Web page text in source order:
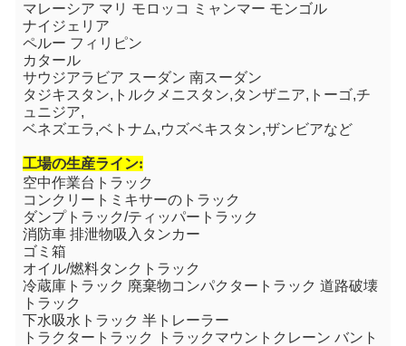
マレーシア マリ モロッコ ミャンマー モンゴル
ナイジェリア
ペルー フィリピン
カタール
サウジアラビア スーダン 南スーダン
タジキスタン,トルクメニスタン,タンザニア,トーゴ,チ
ュニジア,
ベネズエラ,ベトナム,ウズベキスタン,ザンビアなど
工場の生産ライン:
空中作業台トラック
コンクリートミキサーのトラック
ダンプトラック/ティッパートラック
消防車 排泄物吸入タンカー
ゴミ箱
オイル/燃料タンクトラック
冷蔵庫トラック 廃棄物コンパクタートラック 道路破壊
トラック
下水吸水トラック 半トレーラー
トラクタートラック トラックマウントクレーン バント